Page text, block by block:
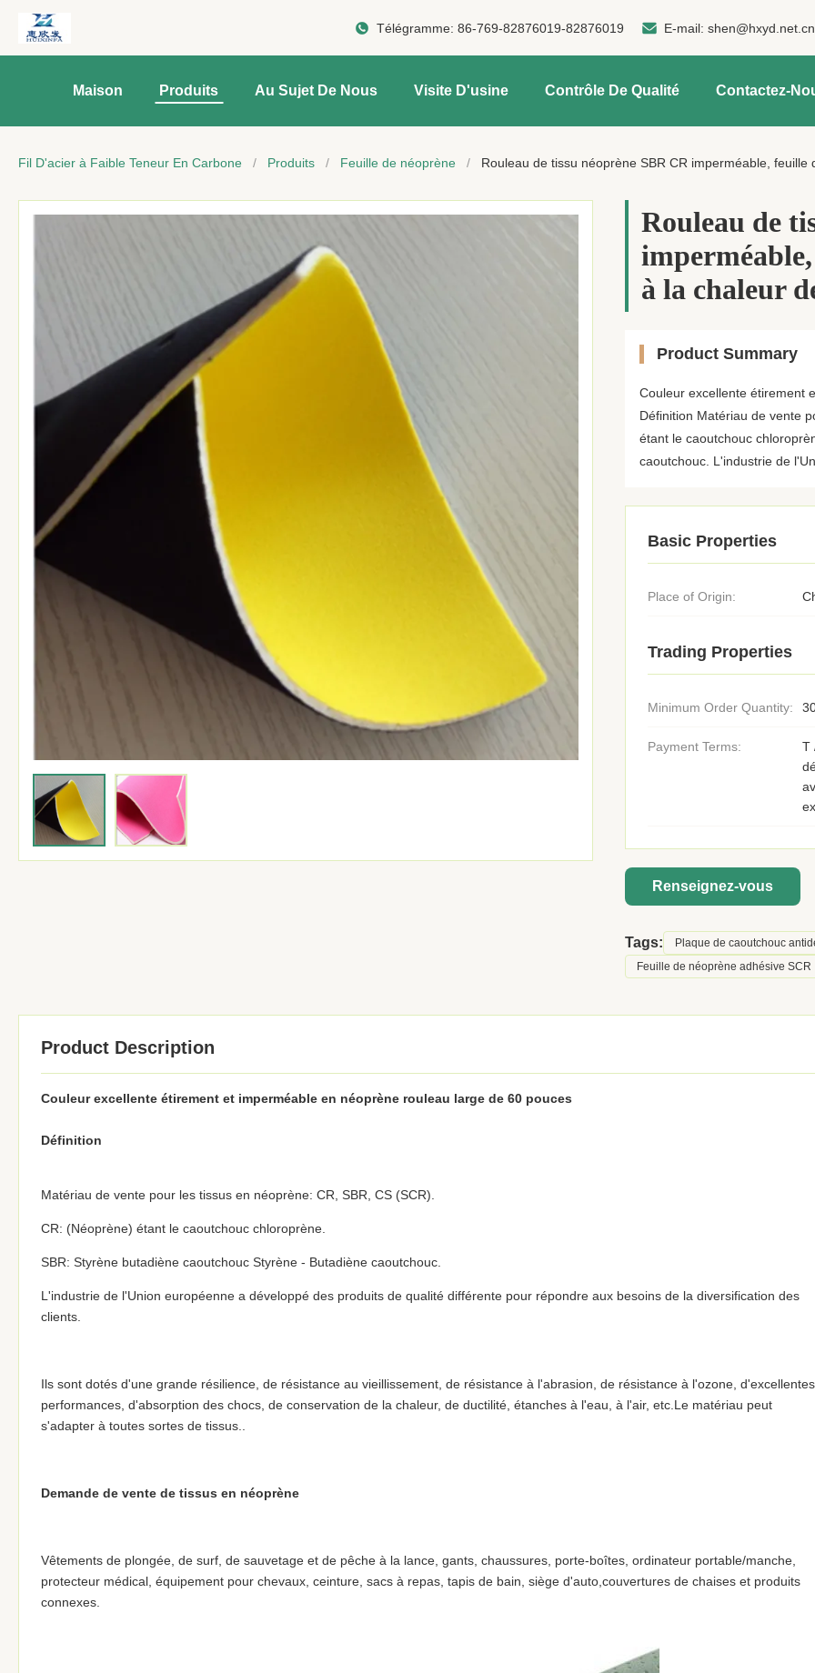
Télégramme:86-769-82876019-82876019 E-mail:shen@hxyd.net.cn
Maison Produits Au Sujet De Nous Visite D'usine Contrôle De Qualité Contactez-
Fil D'acier à Faible Teneur En Carbone / Produits / Feuille de néoprène / Rouleau de tissu néoprène SBR CR imperméable,
Rouleau de
à la chaleur
Product Summary
Couleur excellente étirement
Définition Matériau de vente
étant le caoutchouc
caoutchouc. L'industrie de
Basic Properties
Place of Origin:
Trading Properties
Minimum Order Quantity:
Payment Terms:
T
Renseignez-vous
Tags: Plaque de caoutchouc
Feuille de néoprène adhésive SCR
Product Description
Couleur excellente étirement et imperméable en néoprène rouleau large de 60 pouces
Définition
Matériau de vente pour les tissus en néoprène: CR, SBR, CS (SCR).
CR: (Néoprène) étant le caoutchouc chloroprène.
SBR: Styrène butadiène caoutchouc Styrène - Butadiène caoutchouc.
L'industrie de l'Union européenne a développé des produits de qualité différente pour répondre aux besoins de la diversification des
clients.
Ils sont dotés d'une grande résilience, de résistance au vieillissement, de résistance à l'abrasion, de résistance à l'ozone, d'excellentes
performances, d'absorption des chocs, de conservation de la chaleur, de ductilité, étanches à l'eau, à l'air, etc.Le matériau peut
s'adapter à toutes sortes de tissus..
Demande de vente de tissus en néoprène
Vêtements de plongée, de surf, de sauvetage et de pêche à la lance, gants, chaussures, porte-boîtes, ordinateur portable/manche,
protecteur médical, équipement pour chevaux, ceinture, sacs à repas, tapis de bain, siège d'auto,couvertures de chaises et produits
connexes.